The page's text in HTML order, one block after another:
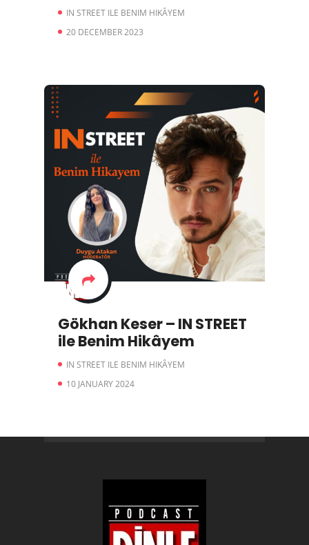
IN STREET ILE BENIM HIKÂYEM
20 DECEMBER 2023
Gökhan Keser – IN STREET
ile Benim Hikâyem
IN STREET ILE BENIM HIKÂYEM
10 JANUARY 2024